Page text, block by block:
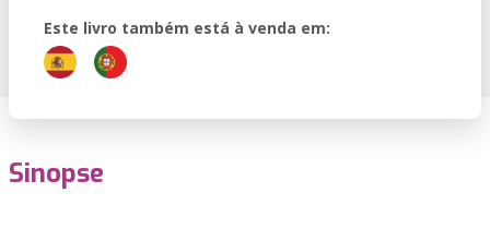
Este livro também está à venda em:
Sinopse